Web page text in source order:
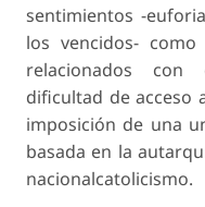
sentimientos -
los vencidos-
relacionados
dificultad de acceso
imposición de una
basada en la
nacionalcatolicismo.